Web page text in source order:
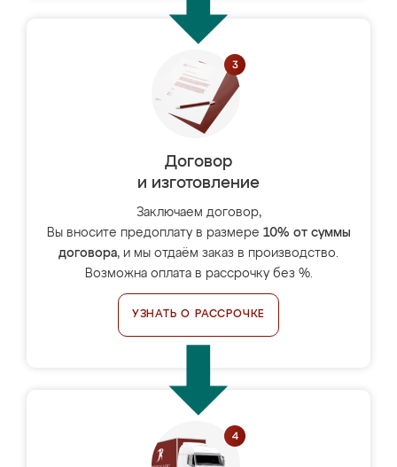
Договор
и изготовление
Заключаем договор,
Вы вносите предоплату в размере 10% от суммы
договора, и мы отдаём заказ в производство.
Возможна оплата в рассрочку без %.
УЗНАТЬ О РАССРОЧКЕ